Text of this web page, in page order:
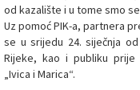
od kazalište i u tome smo
Uz pomoć PIK-a, partnera
se u srijedu 24. siječnja
Rijeke, kao i publiku
„Ivica i Marica“.